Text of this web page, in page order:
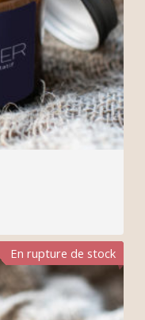
En rupture de stock